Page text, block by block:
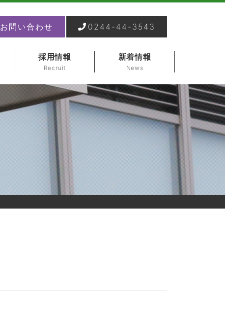
お問い合わせ 0244-44-3543
採用情報
Recruit
新着情報
News